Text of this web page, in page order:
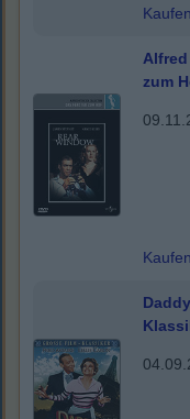
Kaufen
zum
Kaufen